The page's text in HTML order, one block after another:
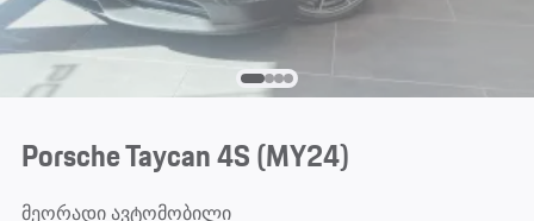
Porsche Taycan 4S (MY24)
მეორადი ავტომობილი